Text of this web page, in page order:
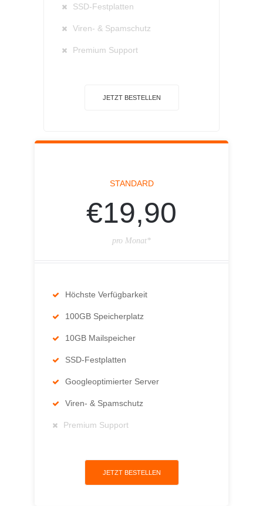
SSD-Festplatten
Viren- & Spamschutz
Premium Support
JETZT BESTELLEN
STANDARD
€19,90
pro Monat*
Höchste Verfügbarkeit
100GB Speicherplatz
10GB Mailspeicher
SSD-Festplatten
Googleoptimierter Server
Viren- & Spamschutz
Premium Support
JETZT BESTELLEN